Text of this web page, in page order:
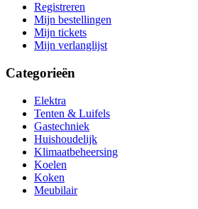
Registreren
Mijn bestellingen
Mijn tickets
Mijn verlanglijst
Categorieën
Elektra
Tenten & Luifels
Gastechniek
Huishoudelijk
Klimaatbeheersing
Koelen
Koken
Meubilair